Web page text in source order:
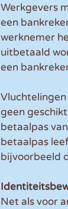
Werkgevers
een
werknemer
uitbetaald
een
geen
betaalpas
betaalpas
bijvoorbeeld
Net als voor